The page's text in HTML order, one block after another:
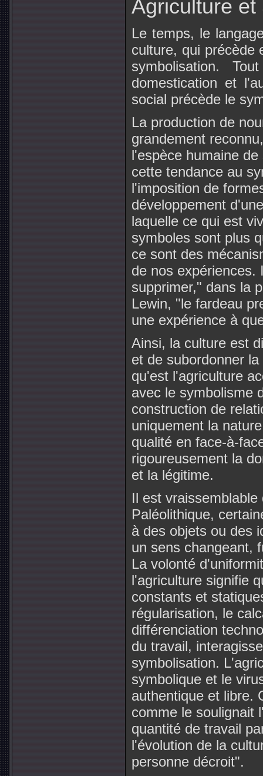
Agriculture
Le temps, le
culture, qui précède
symbolisation.
domestication et
social précède le
La production de
grandement
l'espèce humaine
cette tendance au
l'imposition de
développement
laquelle ce qui est
symboles sont plus
ce sont des
de nos expériences.
supprimer," dans la
Lewin, "le fardeau
une expérience à
Ainsi, la culture est
et de subordonner
qu'est l'agriculture
avec le symbolisme
construction de
uniquement la
qualité en face-à-
rigoureusement la
et la légitime.
Il est
Paléolithique,
à des objets ou des
un sens changeant,
La volonté
l'agriculture signifie
constants et
régularisation, le
différenciation
du travail,
symbolisation.
symbolique et le
authentique et libre.
comme le soulignait
quantité de travail
l'évolution de la
personne décroit".